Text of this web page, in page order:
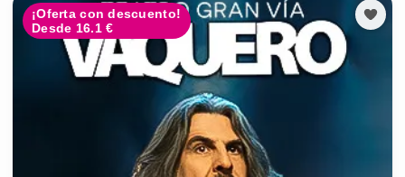
¡Oferta con descuento!
Desde 16.1 €